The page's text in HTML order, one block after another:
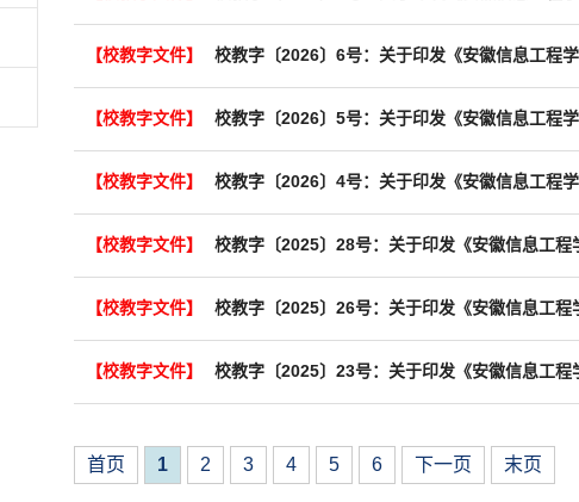
【校教字文件】 校教字〔2026〕6号：关于印发《安徽信息工程
【校教字文件】 校教字〔2026〕5号：关于印发《安徽信息工程
【校教字文件】 校教字〔2026〕4号：关于印发《安徽信息工程
【校教字文件】 校教字〔2025〕28号：关于印发《安徽信息工
【校教字文件】
【校教字文件】
首页 1 2 3 4 5 6 下一页 末页